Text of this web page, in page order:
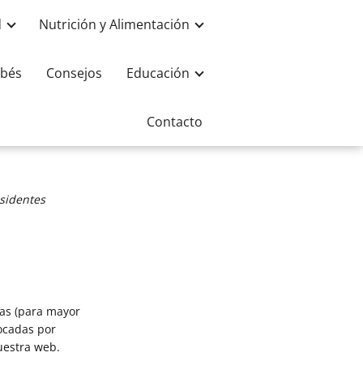
Nutrición y Alimentación
Consejos Educación
Contacto
(para mayor
por
web.